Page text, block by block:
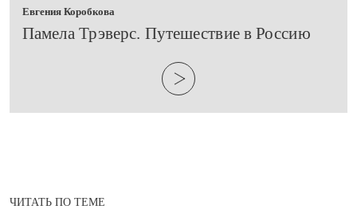
Евгения Коробкова
​Памела Трэверс. Путешествие в Россию
ЧИТАТЬ ПО ТЕМЕ